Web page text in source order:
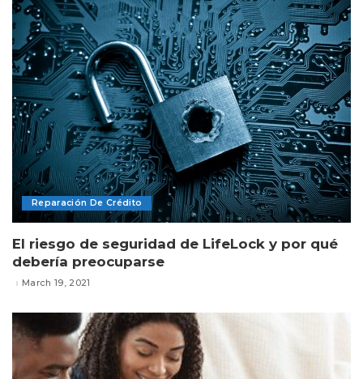
Reparación De Crédito
El riesgo de seguridad de LifeLock y por qué
debería preocuparse
March 19, 2021